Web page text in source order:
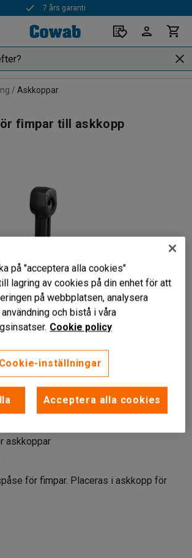
7 års garanti
Askkoppar
fimpar till askkopp
Liknande produkter
askkoppar
för fimpar. Placeras i askkopp för
på "acceptera alla cookies"
lagring av cookies på din enhet för att
på webbplatsen, analysera
och bistå i våra
Cookie policy
Cookie-inställningar
Acceptera alla cookies